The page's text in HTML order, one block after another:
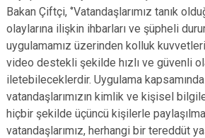
Bakan Çiftçi, ‘’Vatandaşlarımız tanık
olaylarına ilişkin ihbarları ve şüpheli
uygulamamız üzerinden kolluk
video destekli şekilde hızlı ve güvenli
iletebileceklerdir. Uygulama
vatandaşlarımızın kimlik ve kişisel
hiçbir şekilde üçüncü kişilerle
vatandaşlarımız, herhangi bir tereddüt